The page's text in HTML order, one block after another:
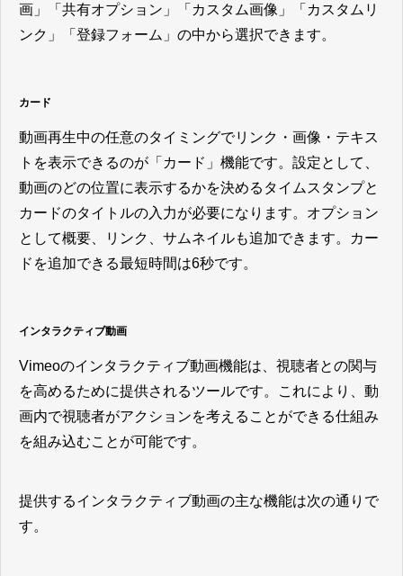
画」「共有オプション」「カスタム画像」「カスタムリ
ンク」「登録フォーム」の中から選択できます。
カード
動画再生中の任意のタイミングでリンク・画像・テキス
トを表示できるのが「カード」機能です。設定として、
動画のどの位置に表示するかを決めるタイムスタンプと
カードのタイトルの入力が必要になります。オプション
として概要、リンク、サムネイルも追加できます。カー
ドを追加できる最短時間は6秒です。
インタラクティブ動画
Vimeoのインタラクティブ動画機能は、視聴者との関与
を高めるために提供されるツールです。これにより、動
画内で視聴者がアクションを考えることができる仕組み
を組み込むことが可能です。
提供するインタラクティブ動画の主な機能は次の通りで
す。